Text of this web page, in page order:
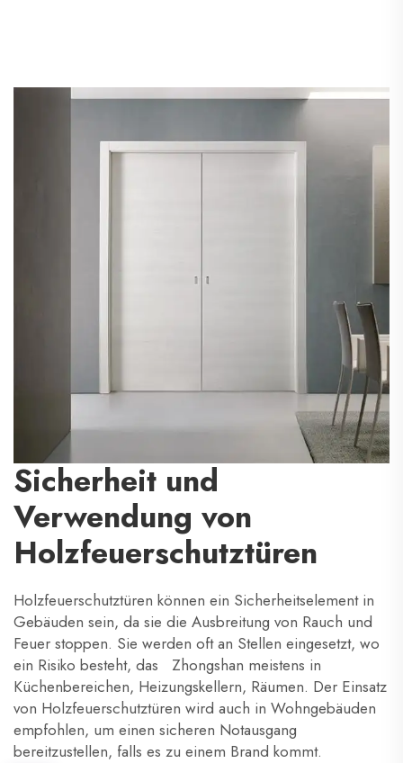
Sicherheit und
Verwendung von
Holzfeuerschutztüren
Holzfeuerschutztüren können ein Sicherheitselement in
Gebäuden sein, da sie die Ausbreitung von Rauch und
Feuer stoppen. Sie werden oft an Stellen eingesetzt, wo
ein Risiko besteht, das
Zhongshan meistens in
Küchenbereichen, Heizungskellern, Räumen. Der Einsatz
von Holzfeuerschutztüren wird auch in Wohngebäuden
empfohlen, um einen sicheren Notausgang
bereitzustellen, falls es zu einem Brand kommt.